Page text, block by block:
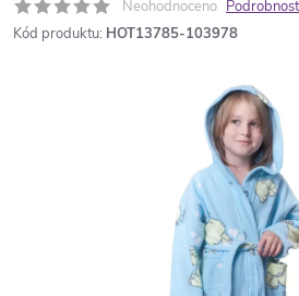
Neohodnoceno
Kód produktu: HOT13785-103978